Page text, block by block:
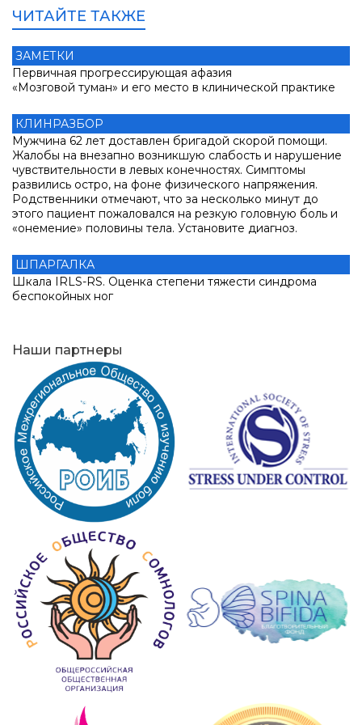
Частое употребление газированных
или фруктовых напитков связано с
повышенным риском инсульта
Женщина 22 лет. Привезена родственниками. Внезапно
развилась афазия и параплегия. Установите диагноз.
ВЫБОР РЕДАКЦИИ
СТАТЬЯ
Оптимальный уровень магния может снизить риск
развития деменции
МАТЕРИАЛ МЕСЯЦА
СТАТЬЯ
Ксилит связан с повышенным риском инфаркта
миокарда и инсульта
ЧИТАЙТЕ ТАКЖЕ
ЗАМЕТКИ
Первичная прогрессирующая афазия
«Мозговой туман» и его место в клинической практике
КЛИНРАЗБОР
Мужчина 62 лет доставлен бригадой скорой помощи.
Жалобы на внезапно возникшую слабость и нарушение
чувствительности в левых конечностях. Симптомы
развились остро, на фоне физического напряжения.
Родственники отмечают, что за несколько минут до
этого пациент пожаловался на резкую головную боль и
«онемение» половины тела. Установите диагноз.
ШПАРГАЛКА
Шкала IRLS-RS. Оценка степени тяжести синдрома
беспокойных ног
Наши партнеры